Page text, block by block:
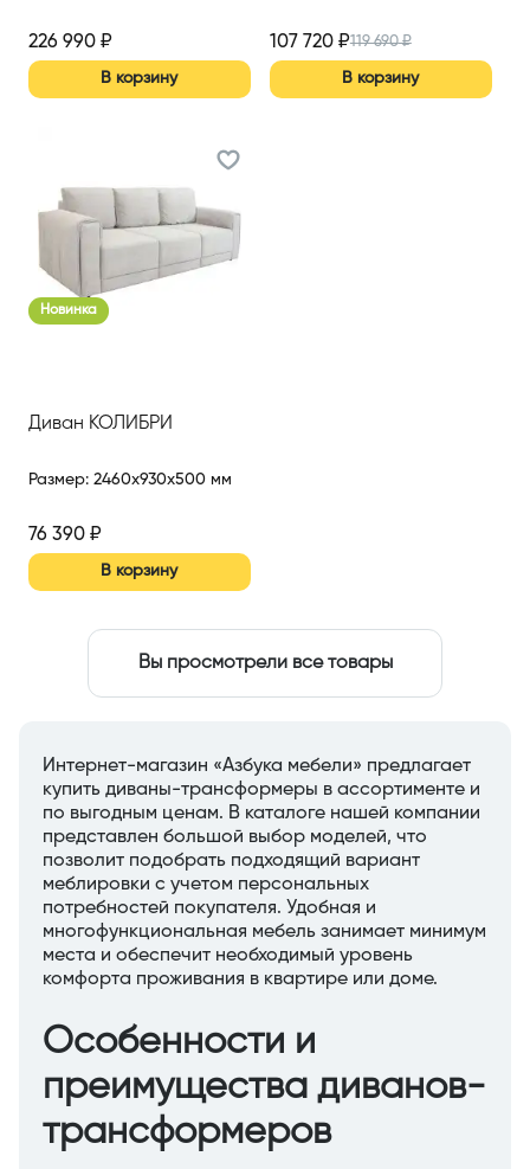
226 990 ₽
В корзину
107 720₽119 690₽
В корзину
Новинка
Диван КОЛИБРИ
Размер: 2460x930x500 мм
76 390 ₽
В корзину
Вы просмотрели все товары
Интернет-магазин «Азбука мебели» предлагает
купить диваны-трансформеры в ассортименте и
по выгодным ценам. В каталоге нашей компании
представлен большой выбор моделей, что
позволит подобрать подходящий вариант
меблировки с учетом персональных
потребностей покупателя. Удобная и
многофункциональная мебель занимает минимум
места и обеспечит необходимый уровень
комфорта проживания в квартире или доме.
Особенности и
преимущества диванов-
трансформеров